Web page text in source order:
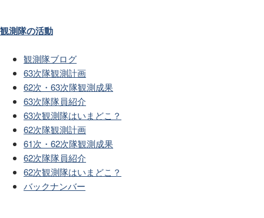
観測隊の活動
観測隊ブログ
63次隊観測計画
62次・63次隊観測成果
63次隊隊員紹介
63次観測隊はいまどこ？
62次隊観測計画
61次・62次隊観測成果
62次隊隊員紹介
62次観測隊はいまどこ？
バックナンバー